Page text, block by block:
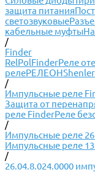
защита питания
светозвуковые
кабельные муфты
/
Finder
RelPolFinderРеле
релеРЕЛЕОНShenler
/
Импульсные реле
Защита от
реле FinderРеле
/
Импульсные реле
Импульсные реле
/
26.04.8.024.0000